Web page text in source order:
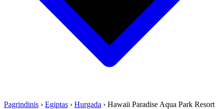
Pagrindinis › Egiptas › Hurgada › Hawaii Paradise Aqua Park Resort